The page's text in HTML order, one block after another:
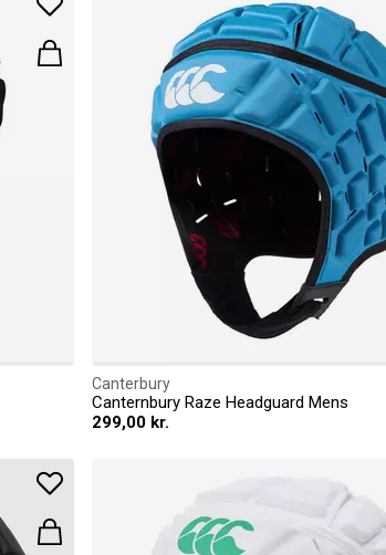
Canterbury
Canternbury Raze Headguard Mens
299,00 kr.